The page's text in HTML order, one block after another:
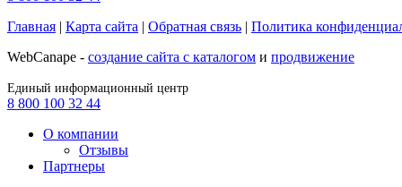
Главная | Карта сайта | Обратная связь | Политика
WebCanape - создание сайта с каталогом и продвижение
Единый информационный центр
8 800 100 32 44
О компании
Отзывы
Партнеры